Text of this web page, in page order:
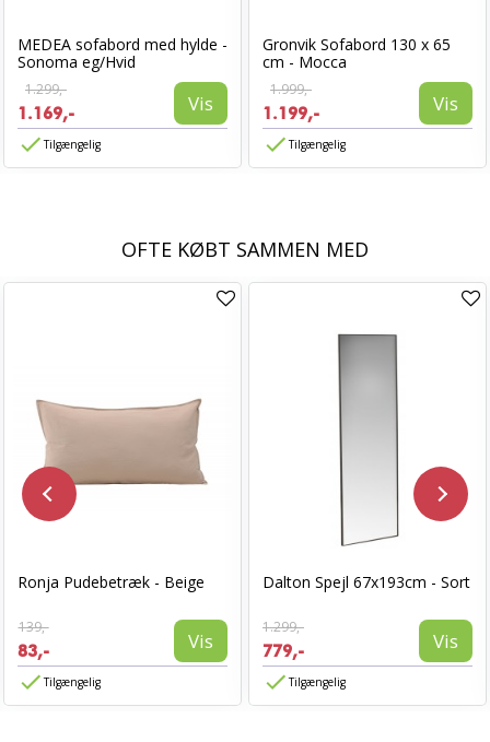
MEDEA sofabord med hylde -
Sonoma eg/Hvid
1.299,-
1.169,- Vis
Tilgængelig
Gronvik Sofabord 130 x 65
cm - Mocca
1.999,-
1.199,- Vis
Tilgængelig
OFTE KØBT SAMMEN MED
Ronja Pudebetræk - Beige
139,-
83,- Vis
Tilgængelig
Dalton Spejl 67x193cm - Sort
1.299,-
779,- Vis
Tilgængelig